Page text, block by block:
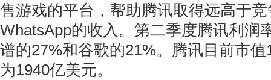
售游戏的平台，帮助腾讯取得远高于
WhatsApp的收入。第二季度腾讯利润
谱的27%和谷歌的21%。腾讯目前市
为1940亿美元。